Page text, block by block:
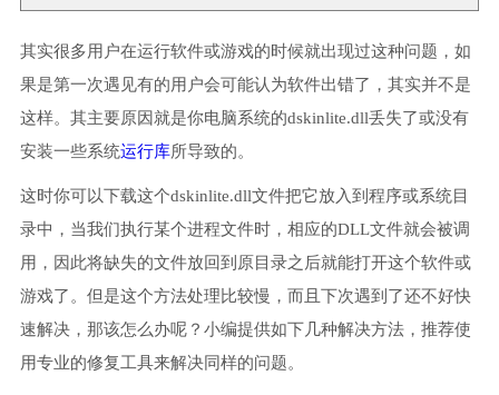
其实很多用户在运行软件或游戏的时候就出现过这种问题，如
果是第一次遇见有的用户会可能认为软件出错了，其实并不是
这样。其主要原因就是你电脑系统的dskinlite.dll丢失了或没有
安装一些系统运行库所导致的。
这时你可以下载这个dskinlite.dll文件把它放入到程序或系统目
录中，当我们执行某个进程文件时，相应的DLL文件就会被调
用，因此将缺失的文件放回到原目录之后就能打开这个软件或
游戏了。但是这个方法处理比较慢，而且下次遇到了还不好快
速解决，那该怎么办呢？小编提供如下几种解决方法，推荐使
用专业的修复工具来解决同样的问题。